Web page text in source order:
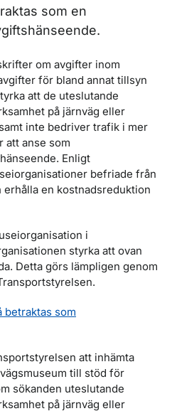
som en
om avgifter inom
för bland annat tillsyn
att de uteslutande
på järnväg eller
inte bedriver trafik i mer
att anse som
Enligt
befriade från
en kostnadsreduktion
i
styrka att ovan
Detta görs lämpligen genom
betraktas som
att inhämta
till stöd för
sökanden uteslutande
på järnväg eller